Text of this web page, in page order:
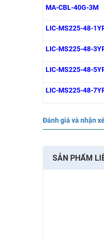
MA-CBL-40G-3M
LIC-MS225-48-
LIC-MS225-48-
LIC-MS225-48-
LIC-MS225-48-
Đánh giá và nhận
SẢN PHẨM